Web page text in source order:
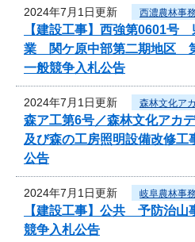
2024年7月1日更新 西濃農林事
【建設工事】西強第0601号
業 関ケ原中部第二期地区
一般競争入札公告
2024年7月1日更新 森林文化ア
森ア工第6号／森林文化アカ
及び森の工房照明設備改修工
公告
2024年7月1日更新 岐阜農林事
【建設工事】公共 予防治
競争入札公告